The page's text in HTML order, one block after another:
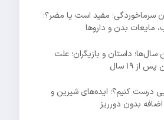
سرماخوردگی؛ مفید است یا مضر؟؛
مایعات بدن و داروها
داستان و بازیگران؛ علت
از ۱۹ سال
درست کنیم؟؛ ایده‌های شیرین و
بدون دورریز